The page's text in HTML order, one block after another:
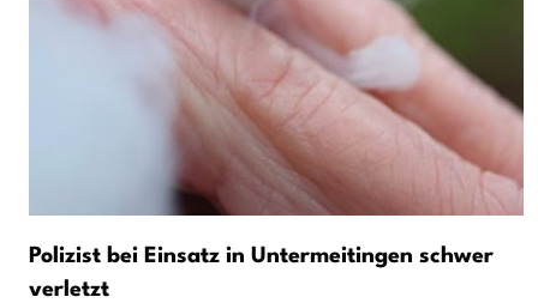
Polizist bei Einsatz in Untermeitingen schwer
verletzt